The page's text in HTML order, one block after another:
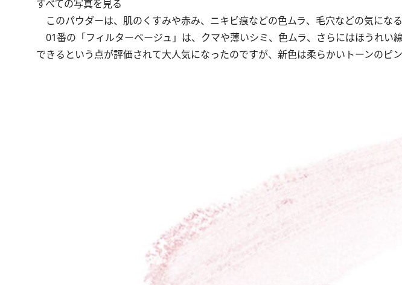
すべての写真を見る
このパウダーは、肌のくすみや赤み、ニキビ痕などの色ムラ、毛穴などの気にな
01番の「フィルターベージュ」は、クマや薄いシミ、色ムラ、さらにはほうれい
できるという点が評価されて大人気になったのですが、新色は柔らかいトーンのピン